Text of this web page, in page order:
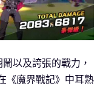
以及誇張的戰力，
《魔界戰記》中耳熟